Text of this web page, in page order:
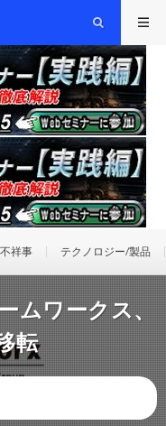
祥事 テクノロジー/製品
ムワークス、
転